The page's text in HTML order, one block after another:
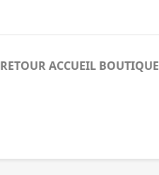
RETOUR ACCUEIL BOUTIQUE